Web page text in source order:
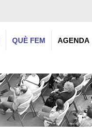
QUÈ FEM AGENDA